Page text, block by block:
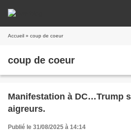
Accueil » coup de coeur
coup de coeur
Manifestation à DC…Trump
aigreurs.
Publié le 31/08/2025 à 14:14